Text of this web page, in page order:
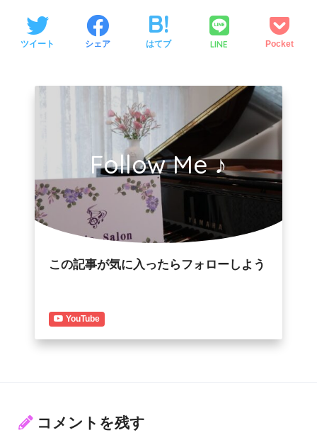
ツイート シェア はてブ LINE Pocket
Follow Me ♪
この記事が気に入ったらフォローしよう
YouTube
コメントを残す